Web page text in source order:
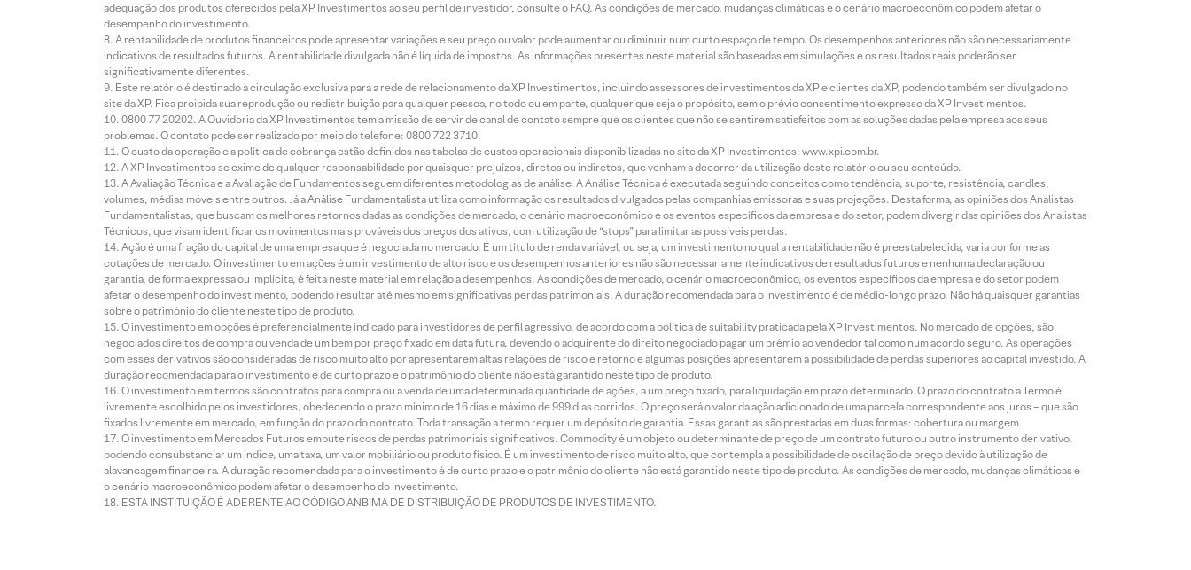
adequação dos produtos oferecidos pela XP Investimentos ao seu perfil de investidor, consulte o FAQ. As condições de mercado, mudanças climáticas e o cenário macroeconômico podem afetar o
desempenho do investimento.
A rentabilidade de produtos financeiros pode apresentar variações e seu preço ou valor pode aumentar ou diminuir num curto espaço de tempo. Os desempenhos anteriores não são necessariamente
indicativos de resultados futuros. A rentabilidade divulgada não é líquida de impostos. As informações presentes neste material são baseadas em simulações e os resultados reais poderão ser
significativamente diferentes.
Este relatório é destinado à circulação exclusiva para a rede de relacionamento da XP Investimentos, incluindo assessores de investimentos da XP e clientes da XP, podendo também ser divulgado no
site da XP. Fica proibida sua reprodução ou redistribuição para qualquer pessoa, no todo ou em parte, qualquer que seja o propósito, sem o prévio consentimento expresso da XP Investimentos.
0800 77 20202. A Ouvidoria da XP Investimentos tem a missão de servir de canal de contato sempre que os clientes que não se sentirem satisfeitos com as soluções dadas pela empresa aos seus
problemas. O contato pode ser realizado por meio do telefone: 0800 722 3710.
O custo da operação e a política de cobrança estão definidos nas tabelas de custos operacionais disponibilizadas no site da XP Investimentos: www.xpi.com.br.
A XP Investimentos se exime de qualquer responsabilidade por quaisquer prejuízos, diretos ou indiretos, que venham a decorrer da utilização deste relatório ou seu conteúdo.
A Avaliação Técnica e a Avaliação de Fundamentos seguem diferentes metodologias de análise. A Análise Técnica é executada seguindo conceitos como tendência, suporte, resistência, candles,
volumes, médias móveis entre outros. Já a Análise Fundamentalista utiliza como informação os resultados divulgados pelas companhias emissoras e suas projeções. Desta forma, as opiniões dos Analistas
Fundamentalistas, que buscam os melhores retornos dadas as condições de mercado, o cenário macroeconômico e os eventos específicos da empresa e do setor, podem divergir das opiniões dos Analistas
Técnicos, que visam identificar os movimentos mais prováveis dos preços dos ativos, com utilização de “stops” para limitar as possíveis perdas.
Ação é uma fração do capital de uma empresa que é negociada no mercado. É um título de renda variável, ou seja, um investimento no qual a rentabilidade não é preestabelecida, varia conforme as
cotações de mercado. O investimento em ações é um investimento de alto risco e os desempenhos anteriores não são necessariamente indicativos de resultados futuros e nenhuma declaração ou
garantia, de forma expressa ou implícita, é feita neste material em relação a desempenhos. As condições de mercado, o cenário macroeconômico, os eventos específicos da empresa e do setor podem
afetar o desempenho do investimento, podendo resultar até mesmo em significativas perdas patrimoniais. A duração recomendada para o investimento é de médio-longo prazo. Não há quaisquer garantias
sobre o patrimônio do cliente neste tipo de produto.
O investimento em opções é preferencialmente indicado para investidores de perfil agressivo, de acordo com a política de suitability praticada pela XP Investimentos. No mercado de opções, são
negociados direitos de compra ou venda de um bem por preço fixado em data futura, devendo o adquirente do direito negociado pagar um prêmio ao vendedor tal como num acordo seguro. As operações
com esses derivativos são consideradas de risco muito alto por apresentarem altas relações de risco e retorno e algumas posições apresentarem a possibilidade de perdas superiores ao capital investido. A
duração recomendada para o investimento é de curto prazo e o patrimônio do cliente não está garantido neste tipo de produto.
O investimento em termos são contratos para compra ou a venda de uma determinada quantidade de ações, a um preço fixado, para liquidação em prazo determinado. O prazo do contrato a Termo é
livremente escolhido pelos investidores, obedecendo o prazo mínimo de 16 dias e máximo de 999 dias corridos. O preço será o valor da ação adicionado de uma parcela correspondente aos juros – que são
fixados livremente em mercado, em função do prazo do contrato. Toda transação a termo requer um depósito de garantia. Essas garantias são prestadas em duas formas: cobertura ou margem.
O investimento em Mercados Futuros embute riscos de perdas patrimoniais significativos. Commodity é um objeto ou determinante de preço de um contrato futuro ou outro instrumento derivativo,
podendo consubstanciar um índice, uma taxa, um valor mobiliário ou produto físico. É um investimento de risco muito alto, que contempla a possibilidade de oscilação de preço devido à utilização de
alavancagem financeira. A duração recomendada para o investimento é de curto prazo e o patrimônio do cliente não está garantido neste tipo de produto. As condições de mercado, mudanças climáticas e
o cenário macroeconômico podem afetar o desempenho do investimento.
ESTA INSTITUIÇÃO É ADERENTE AO CÓDIGO ANBIMA DE DISTRIBUIÇÃO DE PRODUTOS DE INVESTIMENTO.